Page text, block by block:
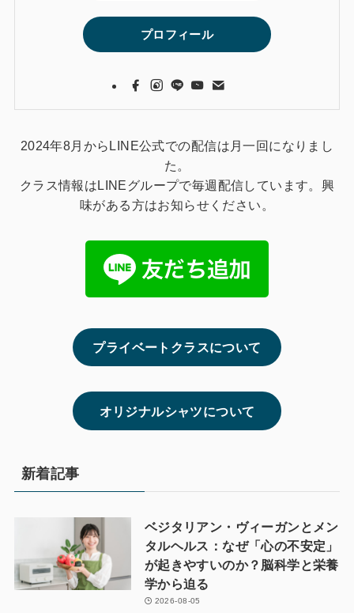
プロフィール
2024年8月からLINE公式での配信は月一回になりまし
た。
クラス情報はLINEグループで毎週配信しています。興
味がある方はお知らせください。
プライベートクラスについて
オリジナルシャツについて
新着記事
ベジタリアン・ヴィーガンとメン
タルヘルス：なぜ「心の不安定」
が起きやすいのか？脳科学と栄養
学から迫る
2026-08-05